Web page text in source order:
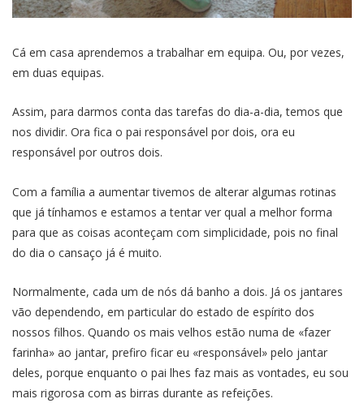
Cá em casa aprendemos a trabalhar em equipa. Ou, por vezes,
em duas equipas.
Assim, para darmos conta das tarefas do dia-a-dia, temos que
nos dividir. Ora fica o pai responsável por dois, ora eu
responsável por outros dois.
Com a família a aumentar tivemos de alterar algumas rotinas
que já tínhamos e estamos a tentar ver qual a melhor forma
para que as coisas aconteçam com simplicidade, pois no final
do dia o cansaço já é muito.
Normalmente, cada um de nós dá banho a dois. Já os jantares
vão dependendo, em particular do estado de espírito dos
nossos filhos. Quando os mais velhos estão numa de «fazer
farinha» ao jantar, prefiro ficar eu «responsável» pelo jantar
deles, porque enquanto o pai lhes faz mais as vontades, eu sou
mais rigorosa com as birras durante as refeições.